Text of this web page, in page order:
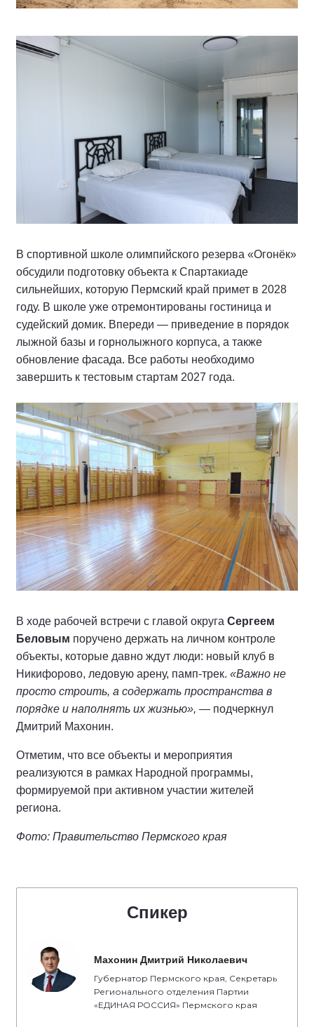
В спортивной школе олимпийского резерва «Огонёк»
обсудили подготовку объекта к Спартакиаде
сильнейших, которую Пермский край примет в 2028
году. В школе уже отремонтированы гостиница и
судейский домик. Впереди — приведение в порядок
лыжной базы и горнолыжного корпуса, а также
обновление фасада. Все работы необходимо
завершить к тестовым стартам 2027 года.
В ходе рабочей встречи с главой округа Сергеем
Беловым поручено держать на личном контроле
объекты, которые давно ждут люди: новый клуб в
Никифорово, ледовую арену, памп-трек. «Важно не
просто строить, а содержать пространства в
порядке и наполнять их жизнью», — подчеркнул
Дмитрий Махонин.
Отметим, что все объекты и мероприятия
реализуются в рамках Народной программы,
формируемой при активном участии жителей
региона.
Фото: Правительство Пермского края
Спикер
Махонин Дмитрий Николаевич
Губернатор Пермского края, Секретарь
Регионального отделения Партии
«ЕДИНАЯ РОССИЯ» Пермского края